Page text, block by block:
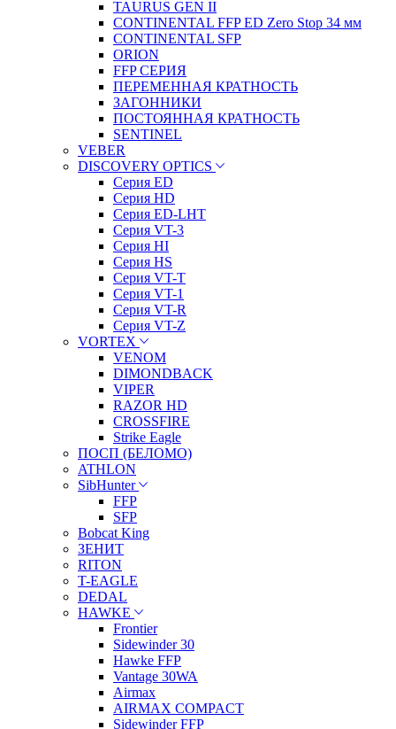
TAURUS GEN II
CONTINENTAL FFP ED Zero Stop 34 мм
CONTINENTAL SFP
ORION
FFP СЕРИЯ
ПЕРЕМЕННАЯ КРАТНОСТЬ
ЗАГОННИКИ
ПОСТОЯННАЯ КРАТНОСТЬ
SENTINEL
VEBER
DISCOVERY OPTICS
Серия ED
Серия HD
Серия ED-LHT
Серия VT-3
Серия HI
Серия HS
Серия VT-T
Серия VT-1
Серия VT-R
Серия VT-Z
VORTEX
VENOM
DIMONDBACK
VIPER
RAZOR HD
CROSSFIRE
Strike Eagle
ПОСП (БЕЛОМО)
ATHLON
SibHunter
FFP
SFP
Bobcat King
ЗЕНИТ
RITON
T-EAGLE
DEDAL
HAWKE
Frontier
Sidewinder 30
Hawke FFP
Vantage 30WA
Airmax
AIRMAX COMPACT
Sidewinder FFP